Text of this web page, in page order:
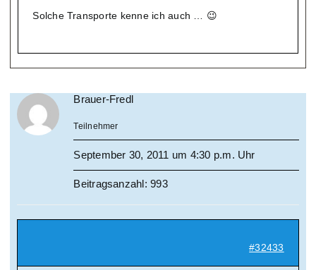
Solche Transporte kenne ich auch … 😉
Brauer-Fredl
Teilnehmer
September 30, 2011 um 4:30 p.m. Uhr
Beitragsanzahl: 993
#32433